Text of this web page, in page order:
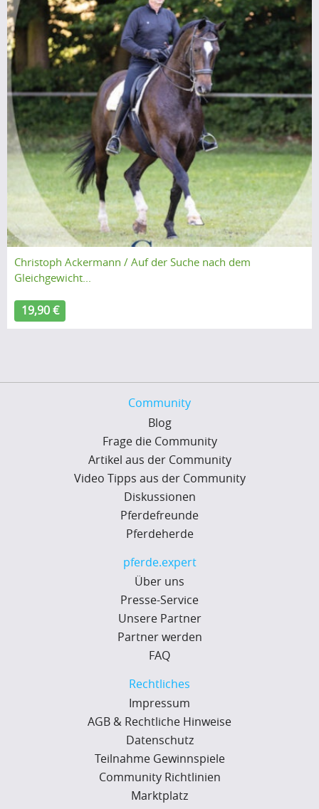
Christoph Ackermann / Auf der Suche nach dem
Gleichgewicht...
19,90 €
Community
Blog
Frage die Community
Artikel aus der Community
Video Tipps aus der Community
Diskussionen
Pferdefreunde
Pferdeherde
pferde.expert
Über uns
Presse-Service
Unsere Partner
Partner werden
FAQ
Rechtliches
Impressum
AGB & Rechtliche Hinweise
Datenschutz
Teilnahme Gewinnspiele
Community Richtlinien
Marktplatz